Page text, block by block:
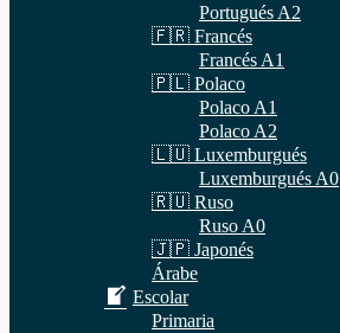
Portugués A2
🇫🇷 Francés
Francés A1
🇵🇱 Polaco
Polaco A1
Polaco A2
🇱🇺 Luxemburgués
Luxemburgués A0
🇷🇺 Ruso
Ruso A0
🇯🇵 Japonés
Árabe
Escolar
Primaria